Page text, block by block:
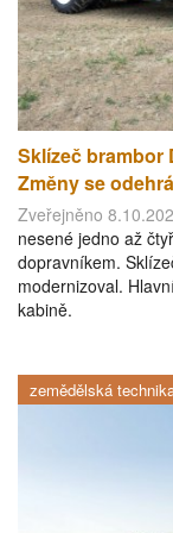
Sklízeč brambor
Změny se
Zveřejněno
nesené jedno až
dopravníkem.
modernizoval.
kabině.
zemědělská